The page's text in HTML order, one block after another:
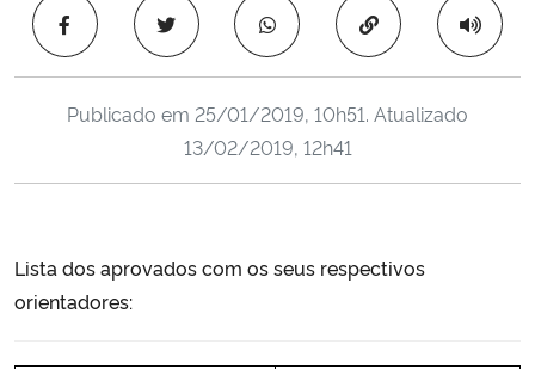
Ministério de Minas e Energia
Ministério da Ciência, Tecnologia, Inovações e Comunicações
Ministério do Desenvolvimento Regional
Copiar para área
Publicado em 25/01/2019, 10h51. Atualizado
13/02/2019, 12h41
Lista dos aprovados com os seus respectivos
orientadores: